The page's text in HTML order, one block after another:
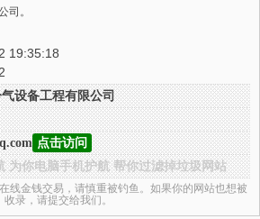
司。
19:35:18
设备工程有限公司
点击访问
为你电脑手机护航 帮你过滤掉垃圾网站
线金钱交易，请慎重被钓鱼。如果你的网站也想被
收录，请提交给我们。